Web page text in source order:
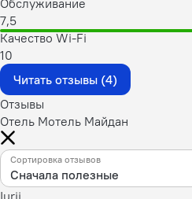
7,5
Качество Wi-Fi
10
Читать отзывы (4)
Отзывы
Отель Мотель Майдан
Сортировка отзывов
Сначала полезные
Iurii